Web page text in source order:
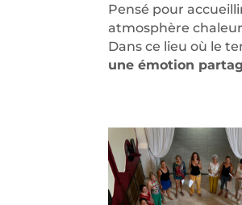
Pensé pour
atmosphère
Dans ce lieu où le
une émotion